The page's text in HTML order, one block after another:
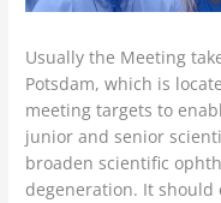
Usually the Meeting
Potsdam, which is
meeting targets to
junior and senior
broaden scientific
degeneration. It should